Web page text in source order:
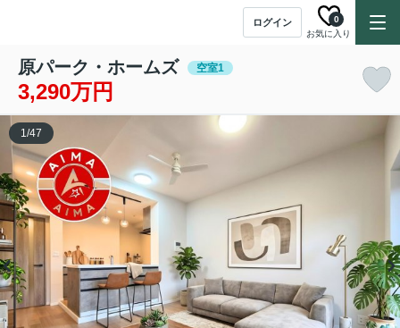
ログイン
お気に入り
0
原パーク・ホームズ 空室1
3,290万円
1/47